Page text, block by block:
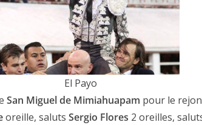
El Payo
San Miguel de Mimiahuapam pour le
oreille, saluts Sergio Flores 2 oreilles,